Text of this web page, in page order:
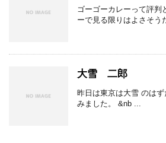
ゴーゴーカレーって評判
ーで見る限りはよさそう
大雪 二郎
昨日は東京は大雪 のは
みました。 &nb ...